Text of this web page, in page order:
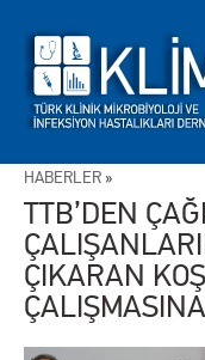
HABERLER »
TTB’DEN
ÇIKARAN